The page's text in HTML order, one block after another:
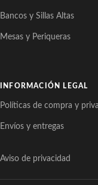
Bancos y Sillas Altas
Mesas y Periqueras
INFORMACIÓN LEGAL
Políticas de compra y
Envíos y entregas
Aviso de privacidad